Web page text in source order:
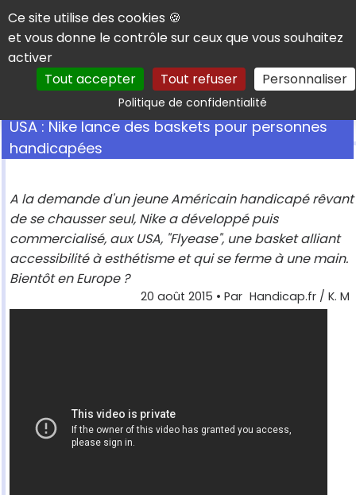
Panneau de gestion des cookies
Ce site utilise des cookies 🍪
et vous donne le contrôle sur ceux que vous souhaitez
activer
Tout accepter
Tout refuser Personnaliser
Politique de confidentialitéRechercher
USA : Nike lance des baskets pour personnes
handicapées
A la demande d'un jeune Américain handicapé rêvant
de se chausser seul, Nike a développé puis
commercialisé, aux USA, "Flyease", une basket alliant
accessibilité à esthétisme et qui se ferme à une main.
Bientôt en Europe ?
20 août 2015 • Par Handicap.fr / K. M